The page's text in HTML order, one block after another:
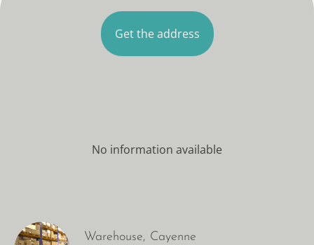
Get the address
No information available
Warehouse, Cayenne